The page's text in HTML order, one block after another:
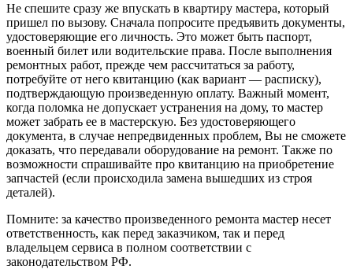
Не спешите сразу же впускать в квартиру мастера, который
пришел по вызову. Сначала попросите предъявить документы,
удостоверяющие его личность. Это может быть паспорт,
военный билет или водительские права. После выполнения
ремонтных работ, прежде чем рассчитаться за работу,
потребуйте от него квитанцию (как вариант — расписку),
подтверждающую произведенную оплату. Важный момент,
когда поломка не допускает устранения на дому, то мастер
может забрать ее в мастерскую. Без удостоверяющего
документа, в случае непредвиденных проблем, Вы не сможете
доказать, что передавали оборудование на ремонт. Также по
возможности спрашивайте про квитанцию на приобретение
запчастей (если происходила замена вышедших из строя
деталей).
Помните: за качество произведенного ремонта мастер несет
ответственность, как перед заказчиком, так и перед
владельцем сервиса в полном соответствии с
законодательством РФ.